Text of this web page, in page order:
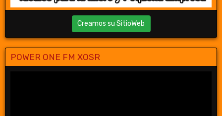
Creamos su SitioWeb
POWER ONE FM XOSR